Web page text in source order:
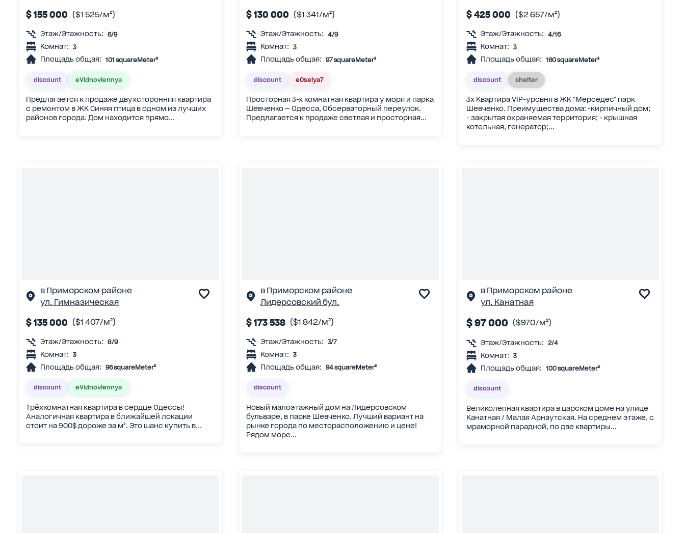
$ 155 000 ($1 525/м²)
Этаж/Этажность: 6/9
Комнат: 3
Площадь общая: 101 squareMeter²
discount eVidnovlennya
Предлагается к продаже двухсторонняя квартира
с ремонтом в ЖК Синяя птица в одном из лучших
районов города. Дом находится прямо...
$ 130 000 ($1 341/м²)
Этаж/Этажность: 4/9
Комнат: 3
Площадь общая: 97 squareMeter²
discount eOselya7
Просторная 3-х комнатная квартира у моря и парка
Шевченко — Одесса, Обсерваторный переулок.
Предлагается к продаже светлая и просторная...
$ 425 000 ($2 657/м²)
Этаж/Этажность: 4/16
Комнат: 3
Площадь общая: 160 squareMeter²
discount shelter
3х Квартира VIP-уровня в ЖК "Мерседес" парк
Шевченко. Преимущества дома: -кирпичный дом;
- закрытая охраняемая территория; - крышная
котельная, генератор;...
в Приморском районе
ул. Гимназическая
$ 135 000 ($1 407/м²)
Этаж/Этажность: 8/9
Комнат: 3
Площадь общая: 96 squareMeter²
discount eVidnovlennya
Трёхкомнатная квартира в сердце Одессы!
Аналогичная квартира в ближайшей локации
стоит на 900$ дороже за м². Это шанс купить в...
в Приморском районе
Лидерсовский бул.
$ 173 538 ($1 842/м²)
Этаж/Этажность: 3/7
Комнат: 3
Площадь общая: 94 squareMeter²
discount
Новый малоэтажный дом на Лидерсовском
бульваре, в парке Шевченко. Лучший вариант на
рынке города по месторасположению и цене!
Рядом море...
в Приморском районе
ул. Канатная
$ 97 000 ($970/м²)
Этаж/Этажность: 2/4
Комнат: 3
Площадь общая: 100 squareMeter²
discount
Великолепная квартира в царском доме на улице
Канатная / Малая Арнаутская. На среднем этаже, с
мраморной парадной, по две квартиры...